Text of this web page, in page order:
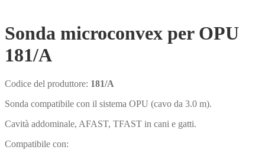
Sonda microconvex per OPU
181/A
Codice del produttore: 181/A
Sonda compatibile con il sistema OPU (cavo da 3.0 m).
Cavità addominale, AFAST, TFAST in cani e gatti.
Compatibile con: